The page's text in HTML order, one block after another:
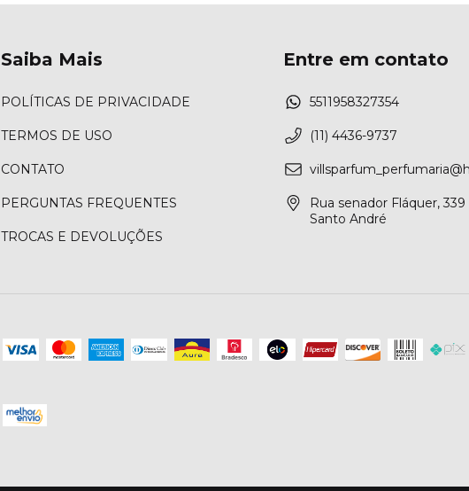
Saiba Mais
POLÍTICAS DE PRIVACIDADE
TERMOS DE USO
CONTATO
PERGUNTAS FREQUENTES
TROCAS E DEVOLUÇÕES
Entre em contato
5511958327354
(11) 4436-9737
Rua senador Fláquer,
Santo André